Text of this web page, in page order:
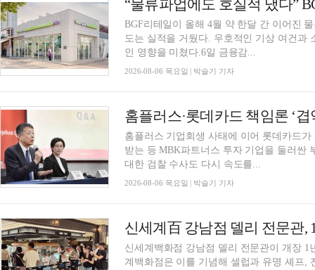
BGF리테일이 올해 4월 약 한달 간 이어진
도는 실적을 거뒀다. 우호적인 기상 여건과
인 영향을 미쳤다.6일 금융감...
2026-08-06 목요일 | 박슬기 기자
홈플러스 기업회생 사태에 이어 롯데카드
받는 등 MBK파트너스 투자 기업을 둘러싼
대한 검찰 수사도 다시 속도를...
2026-08-06 목요일 | 박슬기 기자
신세계백화점 강남점 델리 전문관이 개장 1
계백화점은 이를 기념해 셀럽과 유명 셰프,